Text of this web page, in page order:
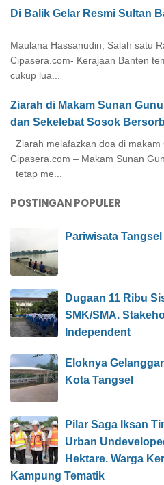
Di Balik Gelar Resmi Sultan
Maulana Hassanudin, Salah satu
Cipasera.com- Kerajaan Banten
cukup lua...
Ziarah di Makam Sunan
dan Sekelebat Sosok
Ziarah melafazkan doa di
Cipasera.com – Makam Sunan
tetap me...
POSTINGAN POPULER
Pariwisata
Dugaan 11 Ribu
SMK/SMA.
Independent
Eloknya
Kota Tangsel
Pilar Saga Iksan
Urban
Hektare. Warga
Kampung Tematik